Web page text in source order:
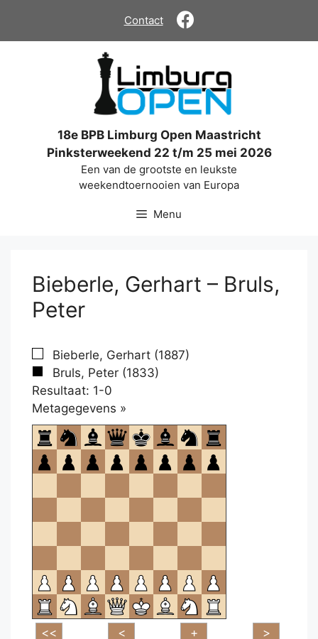
de
Contact
18e BPB Limburg Open Maastricht
Pinksterweekend 22 t/m 25 mei 2026
Een van de grootste en leukste
weekendtoernooien van Europa
Menu
Bieberle, Gerhart – Bruls,
Peter
Bieberle, Gerhart (1887)
Bruls, Peter (1833)
Resultaat: 1-0
Metagegevens »
om
te
openen.